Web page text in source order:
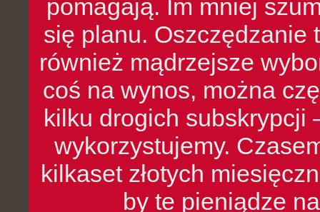
pomagają. Im mniej
się planu. Oszczędzanie
również mądrzejsze
coś na wynos, można
kilku drogich subskrypcji
wykorzystujemy.
kilkaset złotych
by te pieniądze